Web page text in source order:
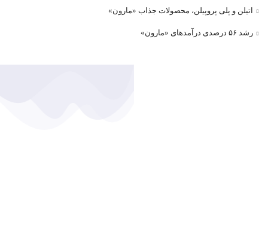
اتیلن و پلی پروپیلن، محصولات جذاب «مارون»
رشد ۵۶ درصدی درآمد‌های «مارون»